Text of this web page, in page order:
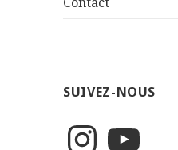
SUIVEZ-NOUS
InstagramYouTube